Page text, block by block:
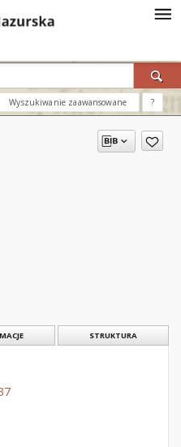
Wyszukiwanie zaawansowane ?
STRUKTURA